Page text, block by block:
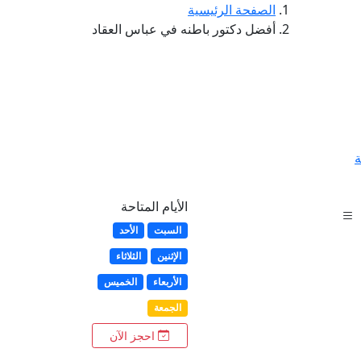
الصفحة الرئيسية
أفضل دكتور باطنه في عباس العقاد
الأيام المتاحة
السبت
الأحد
الإثنين
الثلاثاء
الأربعاء
الخميس
الجمعة
احجز الآن